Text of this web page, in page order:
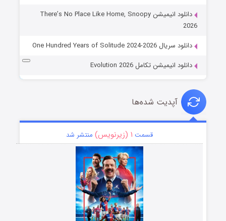
دانلود انیمیشن There’s No Place Like Home, Snoopy
2026
دانلود سریال One Hundred Years of Solitude 2024-2026
دانلود انیمیشن تکامل Evolution 2026
آپدیت شده‌ها
قسمت ۱ (زیرنویس) منتشر شد